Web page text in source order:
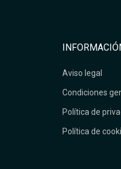
Aviso legal
Condiciones
Política de
Política de